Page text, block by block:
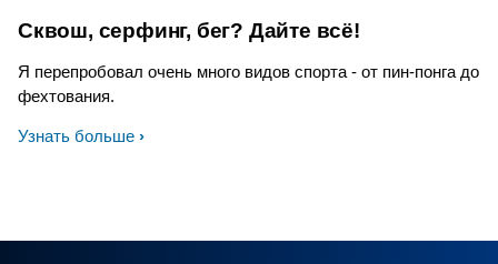
Сквош, серфинг, бег? Дайте всё!
Я перепробовал очень много видов спорта - от пин-понга до
фехтования.
Узнать больше